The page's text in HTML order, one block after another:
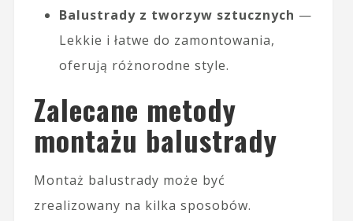
Balustrady z tworzyw sztucznych —
Lekkie i łatwe do zamontowania,
oferują różnorodne style.
Zalecane metody
montażu balustrady
Montaż balustrady może być
zrealizowany na kilka sposobów.